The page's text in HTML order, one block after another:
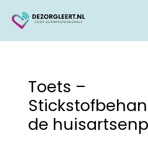
Toets –
de